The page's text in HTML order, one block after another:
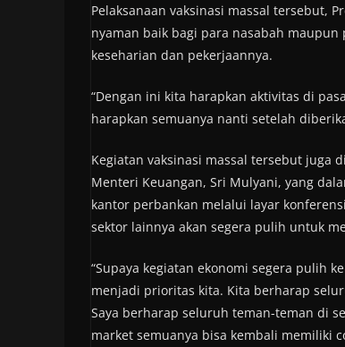
Pelaksanaan vaksinasi massal tersebut,
nyaman baik bagi para nasabah
keseharian dan pekerjaannya.
“Dengan ini kita harapkan aktivitas di
harapkan semuanya nanti setelah
Kegiatan vaksinasi massal tersebut juga
Menteri Keuangan, Sri Mulyani, yang
kantor perbankan melalui layar
sektor lainnya akan segera pulih untuk
“Supaya kegiatan ekonomi segera pulih
menjadi prioritas kita. Kita berharap
Saya berharap seluruh teman-teman di
market semuanya bisa kembali memiliki